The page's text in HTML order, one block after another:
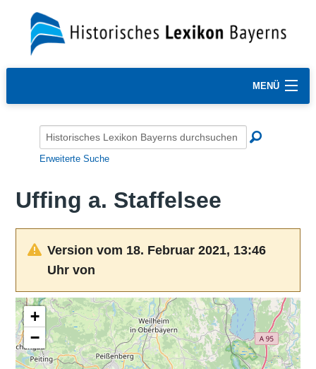
MENÜ
Erweiterte Suche
Uffing a. Staffelsee
Version vom 18. Februar 2021, 13:46
Uhr von
+
−